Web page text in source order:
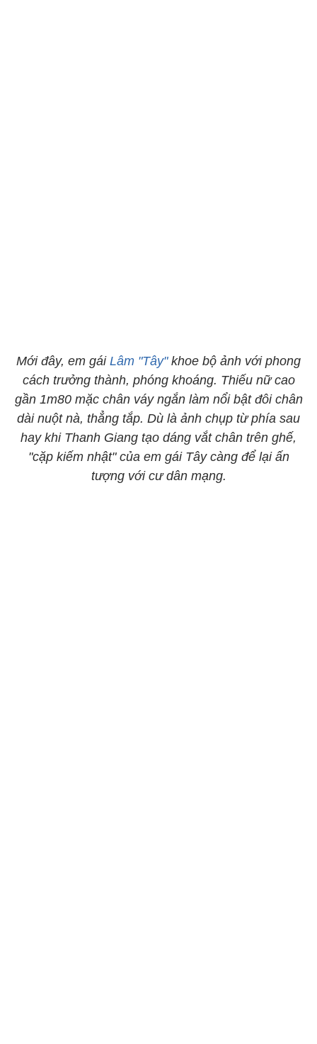
Mới đây, em gái Lâm "Tây" khoe bộ ảnh với phong
cách trưởng thành, phóng khoáng. Thiếu nữ cao
gần 1m80 mặc chân váy ngắn làm nổi bật đôi chân
dài nuột nà, thẳng tắp. Dù là ảnh chụp từ phía sau
hay khi Thanh Giang tạo dáng vắt chân trên ghế,
"cặp kiếm nhật" của em gái Tây càng để lại ấn
tượng với cư dân mạng.